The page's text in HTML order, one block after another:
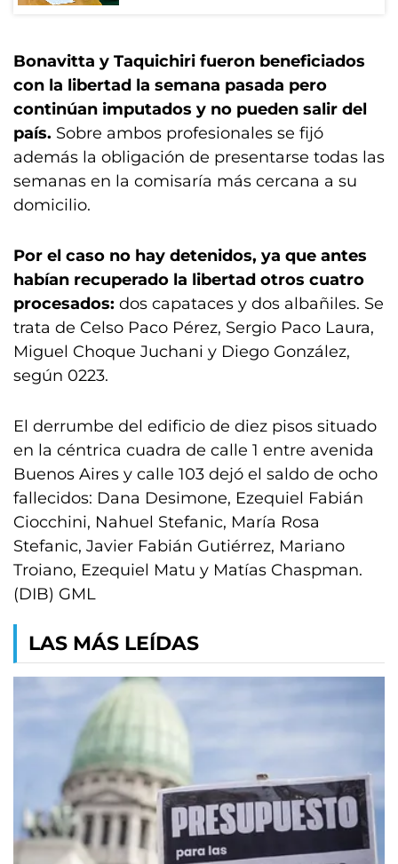
Bonavitta y Taquichiri fueron beneficiados
con la libertad la semana pasada pero
continúan imputados y no pueden salir del
país. Sobre ambos profesionales se fijó
además la obligación de presentarse todas las
semanas en la comisaría más cercana a su
domicilio.
Por el caso no hay detenidos, ya que antes
habían recuperado la libertad otros cuatro
procesados: dos capataces y dos albañiles. Se
trata de Celso Paco Pérez, Sergio Paco Laura,
Miguel Choque Juchani y Diego González,
según 0223.
El derrumbe del edificio de diez pisos situado
en la céntrica cuadra de calle 1 entre avenida
Buenos Aires y calle 103 dejó el saldo de ocho
fallecidos: Dana Desimone, Ezequiel Fabián
Ciocchini, Nahuel Stefanic, María Rosa
Stefanic, Javier Fabián Gutiérrez, Mariano
Troiano, Ezequiel Matu y Matías Chaspman.
(DIB) GML
LAS MÁS LEÍDAS